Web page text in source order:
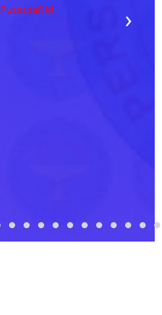
Pusatpafi.id ›